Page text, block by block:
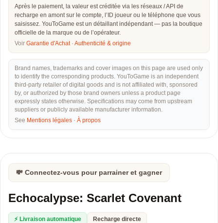
Après le paiement, la valeur est créditée via les réseaux / API de
recharge en amont sur le compte, l’ID joueur ou le téléphone que vous
saisissez. YouToGame est un détaillant indépendant — pas la boutique
officielle de la marque ou de l’opérateur.
Voir Garantie d'Achat· Authenticité & origine
Brand names, trademarks and cover images on this page are used only
to identify the corresponding products. YouToGame is an independent
third-party retailer of digital goods and is not affiliated with, sponsored
by, or authorized by those brand owners unless a product page
expressly states otherwise. Specifications may come from upstream
suppliers or publicly available manufacturer information.
See Mentions légales · À propos
💸 Connectez-vous pour parrainer et gagner
Echocalypse: Scarlet Covenant
⚡ Livraison automatique Recharge directe